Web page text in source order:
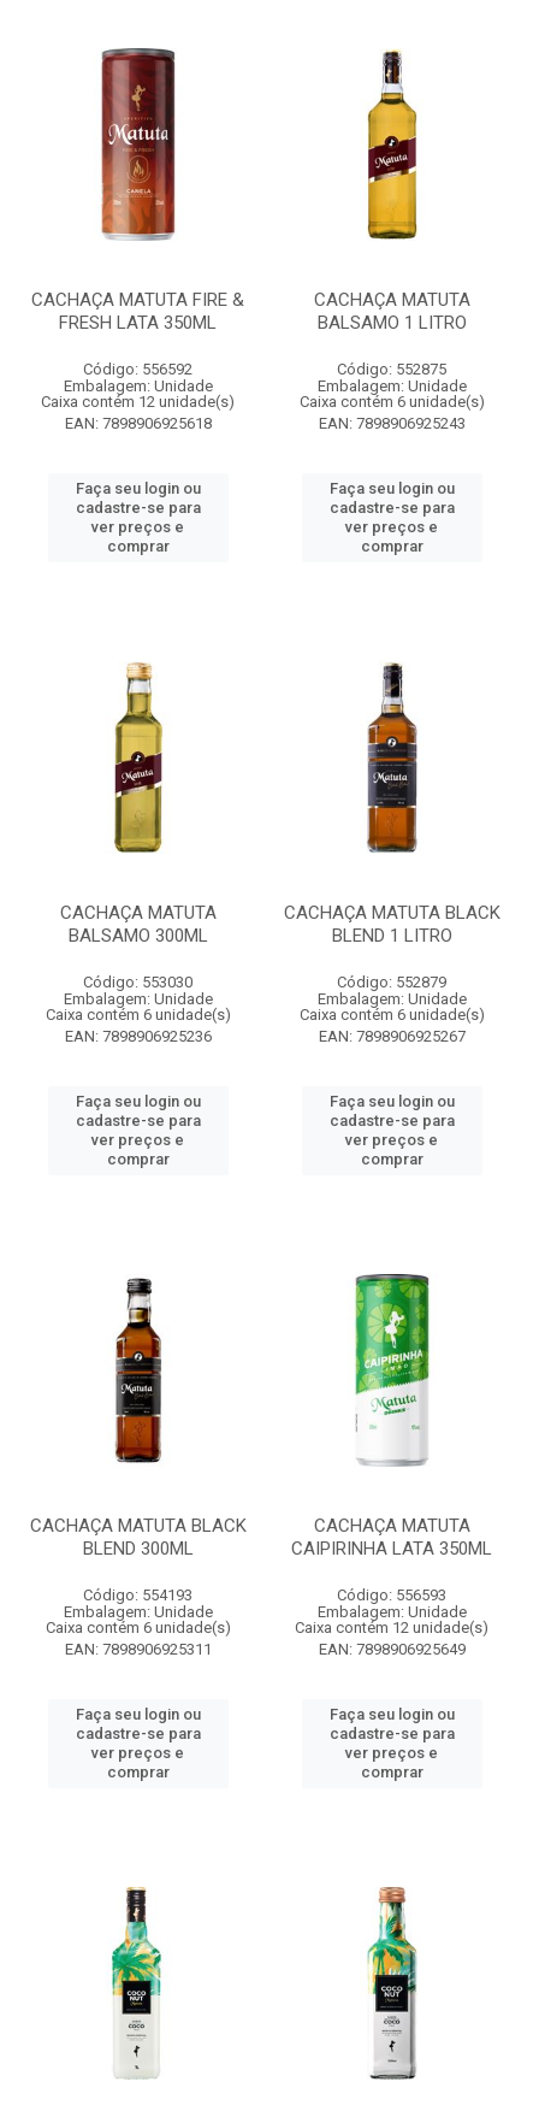
CACHAÇA MATUTA FIRE &
FRESH LATA 350ML
Código: 556592
Embalagem: Unidade
Caixa contém 12 unidade(s)
EAN: 7898906925618
Faça seu login ou
cadastre-se para
ver preços e
comprar
CACHAÇA MATUTA
BALSAMO 1 LITRO
Código: 552875
Embalagem: Unidade
Caixa contém 6 unidade(s)
EAN: 7898906925243
Faça seu login ou
cadastre-se para
ver preços e
comprar
CACHAÇA MATUTA
BALSAMO 300ML
Código: 553030
Embalagem: Unidade
Caixa contém 6 unidade(s)
EAN: 7898906925236
Faça seu login ou
cadastre-se para
ver preços e
comprar
CACHAÇA MATUTA BLACK
BLEND 1 LITRO
Código: 552879
Embalagem: Unidade
Caixa contém 6 unidade(s)
EAN: 7898906925267
Faça seu login ou
cadastre-se para
ver preços e
comprar
CACHAÇA MATUTA BLACK
BLEND 300ML
Código: 554193
Embalagem: Unidade
Caixa contém 6 unidade(s)
EAN: 7898906925311
Faça seu login ou
cadastre-se para
ver preços e
comprar
CACHAÇA MATUTA
CAIPIRINHA LATA 350ML
Código: 556593
Embalagem: Unidade
Caixa contém 12 unidade(s)
EAN: 7898906925649
Faça seu login ou
cadastre-se para
ver preços e
comprar